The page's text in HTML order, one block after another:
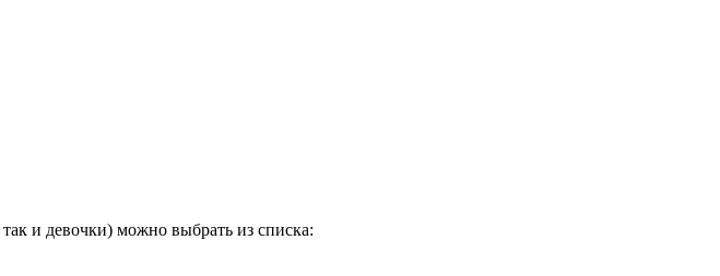
и девочки) можно выбрать из списка: